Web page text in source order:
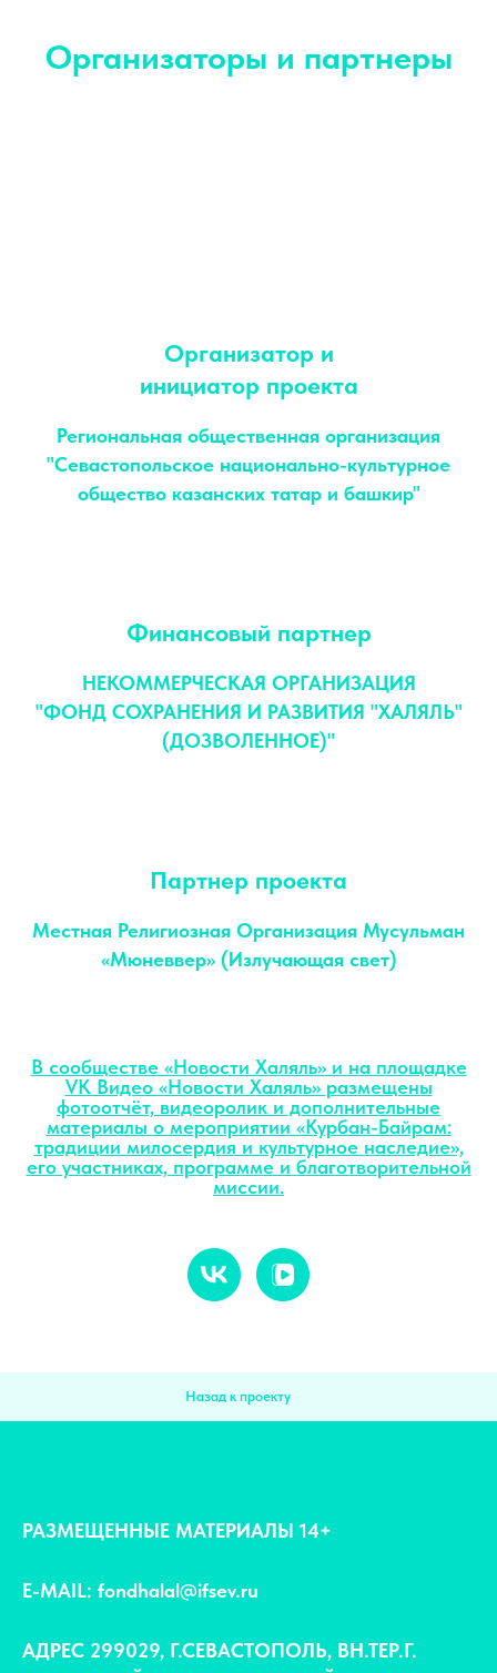
Организаторы и партнеры
Организатор и
инициатор проекта
Региональная общественная организация
"Севастопольское национально-культурное
общество казанских татар и башкир"
Финансовый партнер
НЕКОММЕРЧЕСКАЯ ОРГАНИЗАЦИЯ
"ФОНД СОХРАНЕНИЯ И РАЗВИТИЯ "ХАЛЯЛЬ"
(ДОЗВОЛЕННОЕ)"
Партнер проекта
Местная Религиозная Организация Мусульман
«Мюневвер» (Излучающая свет)
В сообществе «Новости Халяль» и на площадке
VK Видео «Новости Халяль» размещены
фотоотчёт, видеоролик и дополнительные
материалы о мероприятии «Курбан-Байрам:
традиции милосердия и культурное наследие»,
его участниках, программе и благотворительной
миссии.
Назад к проекту
РАЗМЕЩЕННЫЕ МАТЕРИАЛЫ 14+
E-MAIL: fondhalal@ifsev.ru
АДРЕС 299029, Г.СЕВАСТОПОЛЬ, ВН.ТЕР.Г.